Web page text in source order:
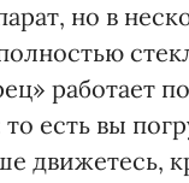
но в
работает
есть вы
движетесь,